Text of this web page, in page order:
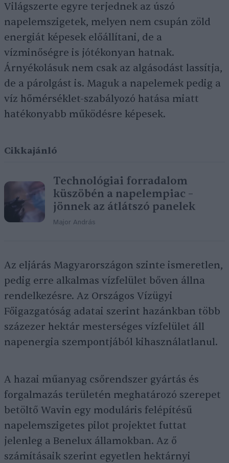
Világszerte egyre terjednek az úszó
napelemszigetek, melyen nem csupán zöld
energiát képesek előállítani, de a
vízminőségre is jótékonyan hatnak.
Árnyékolásuk nem csak az algásodást lassítja,
de a párolgást is. Maguk a napelemek pedig a
víz hőmérséklet-szabályozó hatása miatt
hatékonyabb működésre képesek.
Cikkajánló
Technológiai forradalom
küszöbén a napelempiac –
jönnek az átlátszó panelek
Major András
Az eljárás Magyarországon szinte ismeretlen,
pedig erre alkalmas vízfelület bőven állna
rendelkezésre. Az Országos Vízügyi
Főigazgatóság adatai szerint hazánkban több
százezer hektár mesterséges vízfelület áll
napenergia szempontjából kihasználatlanul.
A hazai műanyag csőrendszer gyártás és
forgalmazás területén meghatározó szerepet
betöltő Wavin egy moduláris felépítésű
napelemszigetes pilot projektet futtat
jelenleg a Benelux államokban. Az ő
számításaik szerint egyetlen hektárnyi